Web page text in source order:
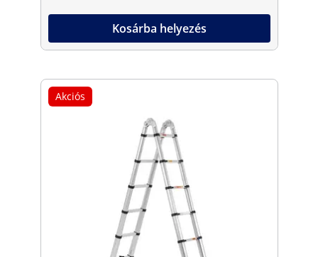
Kosárba helyezés
Akciós